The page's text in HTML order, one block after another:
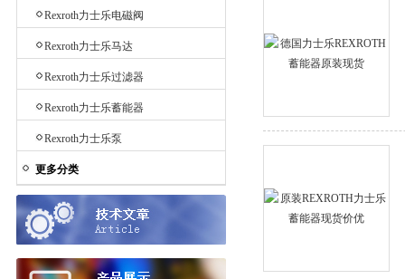
Rexroth力士乐电磁阀
Rexroth力士乐马达
Rexroth力士乐过滤器
Rexroth力士乐蓄能器
Rexroth力士乐泵
更多分类